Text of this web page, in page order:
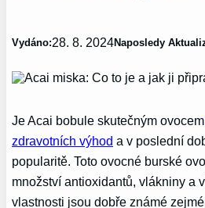
Vydáno:28. 8. 2024Naposledy
Je Acai bobule skutečným
zdravotních výhod a v poslední
popularitě. Toto ovocné burské
množství antioxidantů, vlákniny a
vlastnosti jsou dobře známé